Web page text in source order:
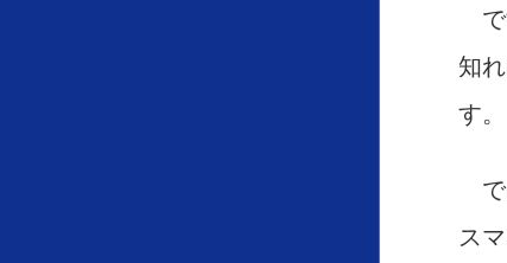
で
知
す。
で
ス